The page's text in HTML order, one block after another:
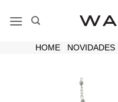
HOME| NOVIDADES|